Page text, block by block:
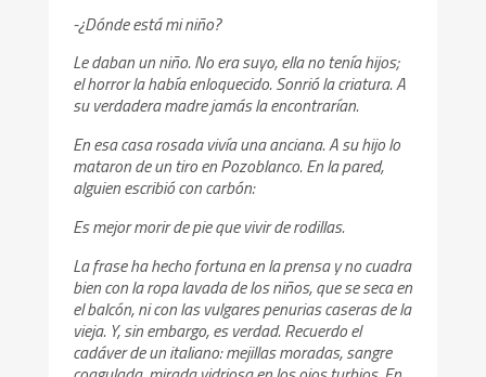
-¿Dónde está mi niño?
Le daban un niño. No era suyo, ella no tenía hijos;
el horror la había enloquecido. Sonrió la criatura. A
su verdadera madre jamás la encontrarían.
En esa casa rosada vivía una anciana. A su hijo lo
mataron de un tiro en Pozoblanco. En la pared,
alguien escribió con carbón:
Es mejor morir de pie que vivir de rodillas.
La frase ha hecho fortuna en la prensa y no cuadra
bien con la ropa lavada de los niños, que se seca en
el balcón, ni con las vulgares penurias caseras de la
vieja. Y, sin embargo, es verdad. Recuerdo el
cadáver de un italiano: mejillas moradas, sangre